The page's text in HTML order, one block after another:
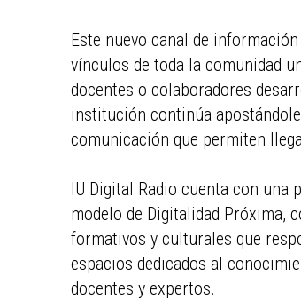
Este nuevo canal de
vínculos de toda la comunidad
docentes o colaboradores
institución continúa
comunicación que permiten
IU Digital Radio cuenta con una
modelo de Digitalidad Próxima,
formativos y culturales que
espacios dedicados al
docentes y expertos.